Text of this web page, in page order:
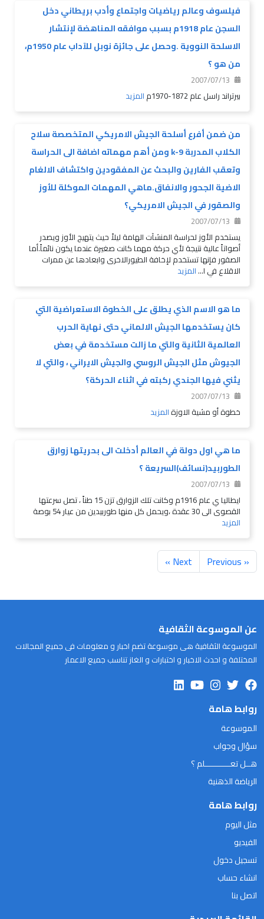
فيلسوف وعالم رياضيات واجتماع وأدب بريطاني دخل
السجن عام 1918م بسبب موافقه المناهضة لإنتشار
الاسلحة النووية .وحصل على جائزة نوبل للآداب عام 1950م،
من هو ؟
2007/07/13
بيرتراند راسل عام 1872-1970م
المزيد
من ضمن أفرع أسلحة الجيش الامريكي المتخصصة سلاح
الكلاب المدربة k-9 ومن أهم مهماته اضافة الى الحراسة
وتعقب الفارين والبحث عن المفقودين واكتشاف الالغام
الاضية الجحور والانفاق.ماهي المهمات الموكلة للأوز
والصقور في الجيش الامريكي؟
2007/07/13
يستخدم الأوز لحراسة المنشآت الهامة ليلاً حيث يتهيج الأوز ويصدر
أصواتاً عالية نتيجة لأي حركة مهما كانت صغيرة عندما يكون نائماً.أما
الصقور فإنها تستخدم لإخافة الطيورالاخرى وابعادها عن ممرات
الاقلاع في ا...المزيد
ما هو الاسم الذي يطلق على الخطوة الاستعراضية التي
كان يستخدمها الجيش الالماني حتى نهاية الحرب
العالمية الثانية والتي ما زالت مستخدمة في بعض
الجيوش مثل الجيش الروسي والجيش الايراني ، والتي لا
يثني فيها الجندي ركبته في اثناء الحركة؟
2007/07/13
خطوة أو مشية الاوزة المزيد
ما هي اول دولة في العالم أدخلت الى بحريتها زوارق
الطوربيد(نسائف)السريعة ؟
2007/07/13
ايطاليا ي عام 1916م وكانت تلك الزوارق تزن 15 طناً ، تصل سرعتها
القصوى الى 30 عقدة ،ويحمل كل منها طوربيدين من عيار 54 بوصة
المزيد
« Previous
Next »
عن الموسوعة الثقافية
الموسوعة الثقافية هى موسوعة تضم اخبار و معلومات فى جميع المجالات
المختلفة و احدث الاخبار و اختبارات و الغاز تناسب جميع الاعمار
روابط هامة
الموسوعة
سؤال وجواب
هــل تعـــــــــــلم ؟
الرياضة الذهنية
روابط هامة
مثل اليوم
الفيديو
تسجيل دخول
انشاء حساب
اتصل بنا